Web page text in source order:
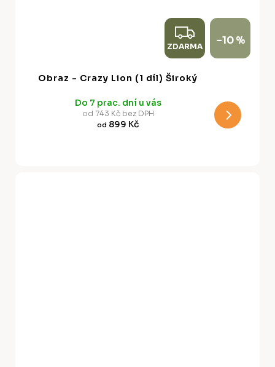
Z
D
A
ZDARMA –10 %
Obraz - Crazy Lion (1 díl) Široký
Do 7 prac. dní u vás
od 743 Kč bez DPH
od 899 Kč